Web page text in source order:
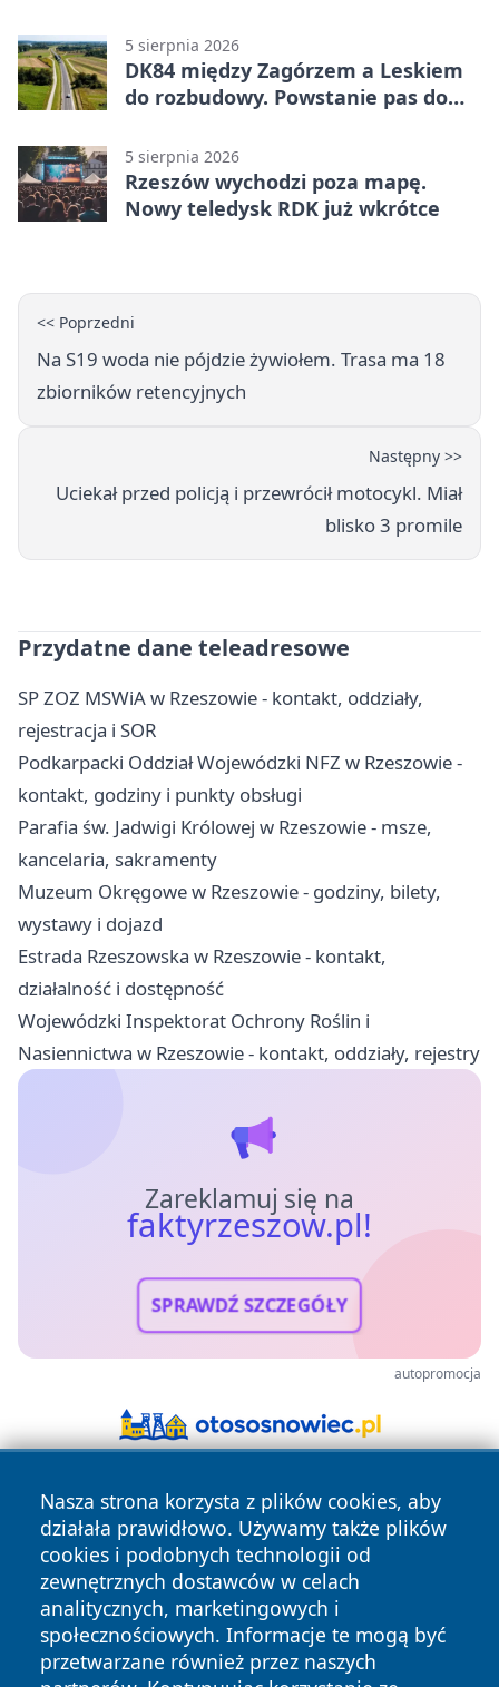
pierwszoligowca
5 sierpnia 2026
DK84 między Zagórzem a Leskiem
do rozbudowy. Powstanie pas do
5 sierpnia 2026
Rzeszów wychodzi poza mapę.
Nowy teledysk RDK już wkrótce
<< Poprzedni
Na S19 woda nie pójdzie żywiołem. Trasa ma 18
zbiorników retencyjnych
Następny >>
Uciekał przed policją i przewrócił motocykl. Miał
blisko 3 promile
Przydatne dane teleadresowe
SP ZOZ MSWiA w Rzeszowie - kontakt, oddziały,
rejestracja i SOR
Podkarpacki Oddział Wojewódzki NFZ w Rzeszowie -
kontakt, godziny i punkty obsługi
Parafia św. Jadwigi Królowej w Rzeszowie - msze,
kancelaria, sakramenty
Muzeum Okręgowe w Rzeszowie - godziny, bilety,
wystawy i dojazd
Estrada Rzeszowska w Rzeszowie - kontakt,
działalność i dostępność
Wojewódzki Inspektorat Ochrony Roślin i
Nasiennictwa w Rzeszowie - kontakt, oddziały, rejestry
Zareklamuj się na
faktyrzeszow.pl!
SPRAWDŹ SZCZEGÓŁY
autopromocja
Nasza strona korzysta z plików cookies, aby
działała prawidłowo. Używamy także plików
cookies i podobnych technologii od
zewnętrznych dostawców w celach
analitycznych, marketingowych i
społecznościowych. Informacje te mogą być
przetwarzane również przez naszych
Copyright © 2026 faktyrzeszow.pl Wszystkie prawa
zastrzeżone.